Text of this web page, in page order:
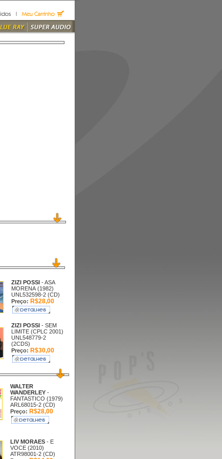
ZIZI POSSI - ASA
MORENA (1982)
UNL532598-2 (CD)
Preço: R$28,00
ZIZI POSSI - SEM
LIMITE (CPLC 2001)
UNL548779-2
(2CDS)
Preço: R$30,00
WALTER
WANDERLEY -
FANTASTICO (1979)
ARL68015-2 (CD)
Preço: R$28,00
LIV MORAES - E
VOCE (2010)
ATR98001-2 (CD)